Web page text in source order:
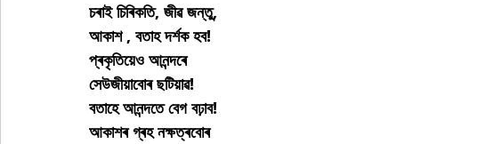
চৰাই চিৰিকতি, জীৱ জন্তু,
আকাশ , বতাহ দৰ্শক হব!
প্ৰকৃতিয়েও আনন্দৰে
সেউজীয়াবোৰ ছটিয়াৱ!
বতাহে আনন্দতে বেগ বঢ়াব!
আকাশৰ গ্ৰহ নক্ষত্ৰবোৰ